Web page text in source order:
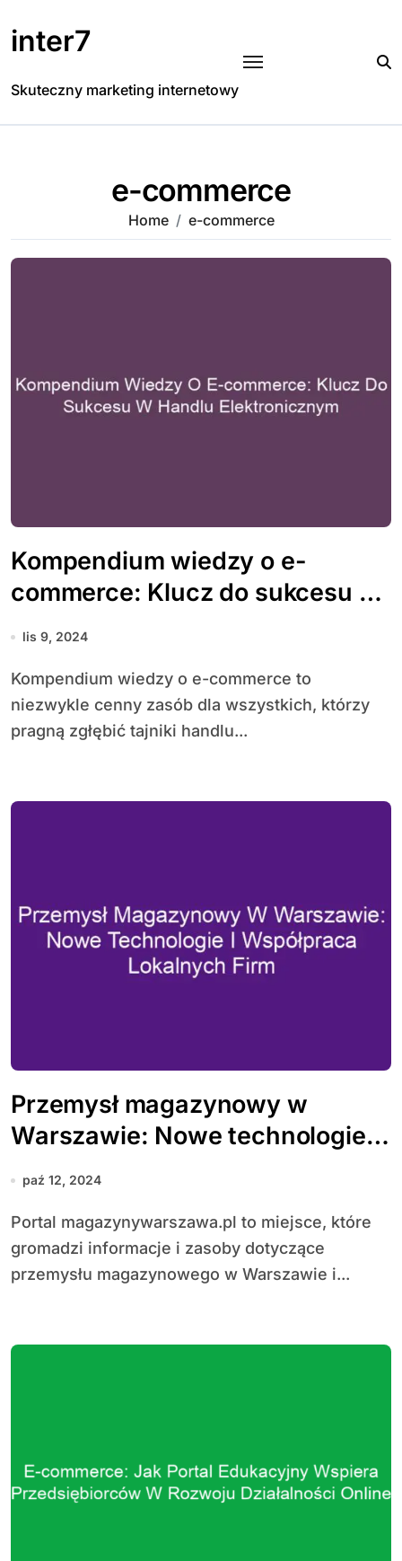
to
content
inter7
Skuteczny marketing internetowy
e-commerce
Home e-commerce
Kompendium wiedzy o e-
commerce: Klucz do sukcesu w
handlu elektronicznym
lis 9, 2024
Kompendium wiedzy o e-commerce to
niezwykle cenny zasób dla wszystkich, którzy
pragną zgłębić tajniki handlu...
Przemysł magazynowy w
Warszawie: Nowe technologie i
współpraca lokalnych firm
paź 12, 2024
Portal magazynywarszawa.pl to miejsce, które
gromadzi informacje i zasoby dotyczące
przemysłu magazynowego w Warszawie i...